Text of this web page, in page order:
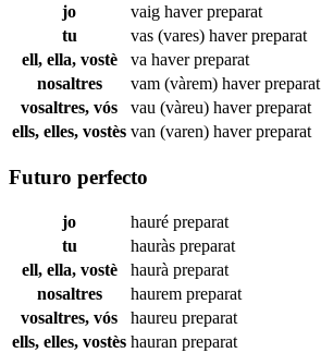
jo vaig haverpreparat
tu
vas (vares) haverpreparat
ell, ella, vostè
va haverpreparat
nosaltres
vam (vàrem) haverpreparat
vosaltres, vós
vau (vàreu) haverpreparat
ells, elles, vostès van (varen) haverpreparat
Futuro perfecto
jo hauré preparat
tu
hauràs preparat
ell, ella, vostè
haurà preparat
nosaltres
haurem preparat
vosaltres, vós
haureu preparat
ells, elles, vostès hauran preparat